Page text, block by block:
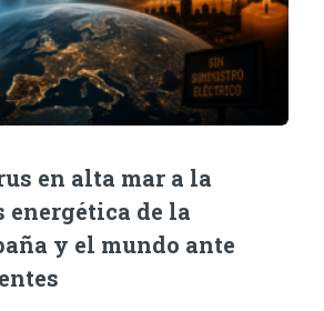
en alta mar a la
de la
y el mundo ante